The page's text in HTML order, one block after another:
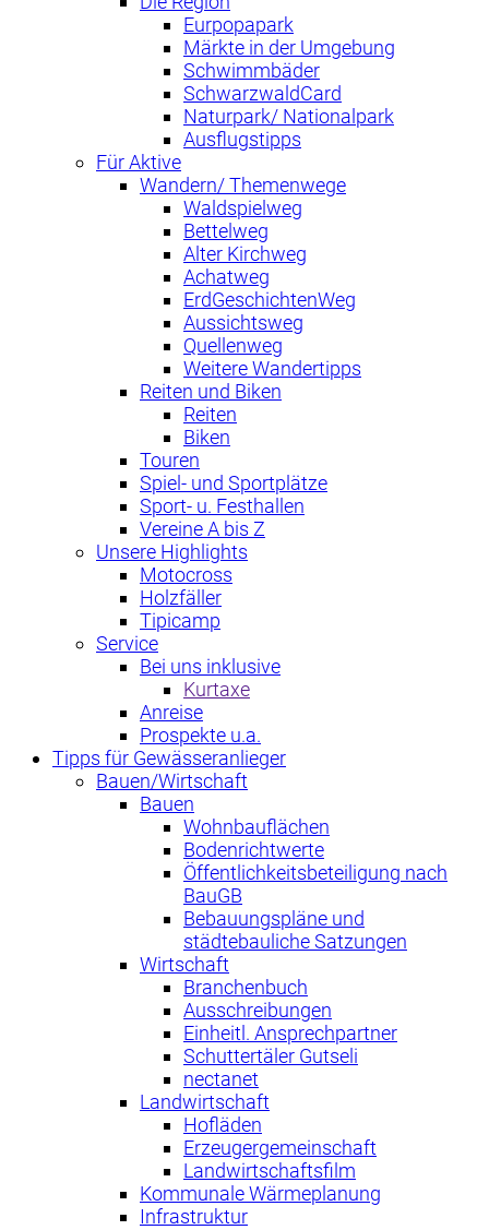
Eurpopapark
Märkte in der Umgebung
Schwimmbäder
SchwarzwaldCard
Naturpark/ Nationalpark
Ausflugstipps
Für Aktive
Wandern/ Themenwege
Waldspielweg
Bettelweg
Alter Kirchweg
Achatweg
ErdGeschichtenWeg
Aussichtsweg
Quellenweg
Weitere Wandertipps
Reiten und Biken
Reiten
Biken
Touren
Spiel- und Sportplätze
Sport- u. Festhallen
Vereine A bis Z
Unsere Highlights
Motocross
Holzfäller
Tipicamp
Service
Bei uns inklusive
Kurtaxe
Anreise
Prospekte u.a.
Tipps für Gewässeranlieger
Bauen/Wirtschaft
Bauen
Wohnbauflächen
Bodenrichtwerte
Öffentlichkeitsbeteiligung nach
BauGB
Bebauungspläne und
städtebauliche Satzungen
Wirtschaft
Branchenbuch
Ausschreibungen
Einheitl. Ansprechpartner
Schuttertäler Gutseli
nectanet
Landwirtschaft
Hofläden
Erzeugergemeinschaft
Landwirtschaftsfilm
Kommunale Wärmeplanung
Infrastruktur